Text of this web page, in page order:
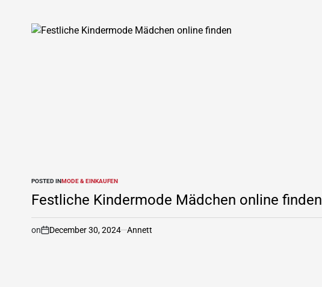
POSTED INMODE & EINKAUFEN
Festliche Kindermode Mädchen online finden
on December 30, 2024 Annett